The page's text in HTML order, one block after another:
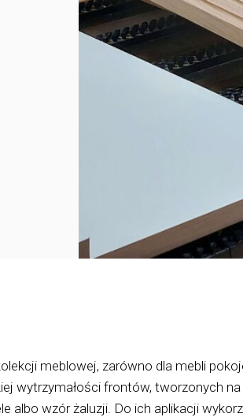
meblowej, zarówno dla mebli
wytrzymałości frontów, tworzonych
albo wzór żaluzji. Do ich aplikacji